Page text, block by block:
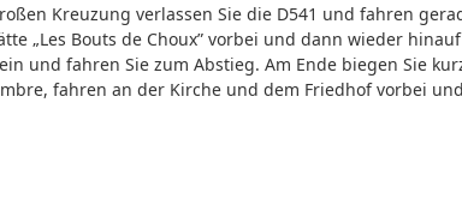
Kreuzung verlassen Sie die D541 und fahren
„Les Bouts de Choux” vorbei und dann wieder
und fahren Sie zum Abstieg. Am Ende biegen Sie
fahren an der Kirche und dem Friedhof vorbei